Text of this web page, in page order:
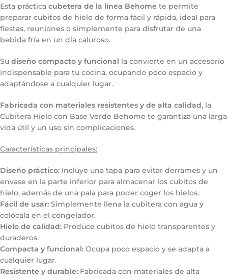
Esta práctica cubetera de la línea Behome te permite
preparar cubitos de hielo de forma fácil y rápida, ideal para
fiestas, reuniones o simplemente para disfrutar de una
bebida fría en un día caluroso.
Su diseño compacto y funcional la convierte en un accesorio
indispensable para tu cocina, ocupando poco espacio y
adaptándose a cualquier lugar.
Fabricada con materiales resistentes y de alta calidad, la
Cubitera Hielo con Base Verde Behome te garantiza una larga
vida útil y un uso sin complicaciones.
Características principales:
Diseño práctico: Incluye una tapa para evitar derrames y un
envase en la parte inferior para almacenar los cubitos de
hielo, además de una pala para poder coger los hielos.
Fácil de usar: Simplemente llena la cubitera con agua y
colócala en el congelador.
Hielo de calidad: Produce cubitos de hielo transparentes y
duraderos.
Compacta y funcional: Ocupa poco espacio y se adapta a
cualquier lugar.
Resistente y durable: Fabricada con materiales de alta